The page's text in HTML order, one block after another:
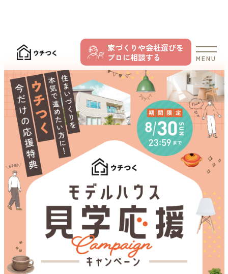
MENU
家づくりや会社選びを
プロに相談する